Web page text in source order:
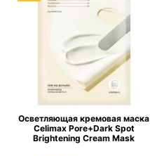
Осветляющая кремовая маска
Celimax Pore+Dark Spot
Brightening Cream Mask